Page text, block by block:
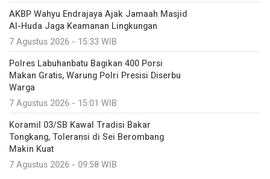
AKBP Wahyu Endrajaya Ajak Jamaah Masjid
Al-Huda Jaga Keamanan Lingkungan
7 Agustus 2026 - 15:33 WIB
Polres Labuhanbatu Bagikan 400 Porsi
Makan Gratis, Warung Polri Presisi Diserbu
Warga
7 Agustus 2026 - 15:01 WIB
Koramil 03/SB Kawal Tradisi Bakar
Tongkang, Toleransi di Sei Berombang
Makin Kuat
7 Agustus 2026 - 09:58 WIB